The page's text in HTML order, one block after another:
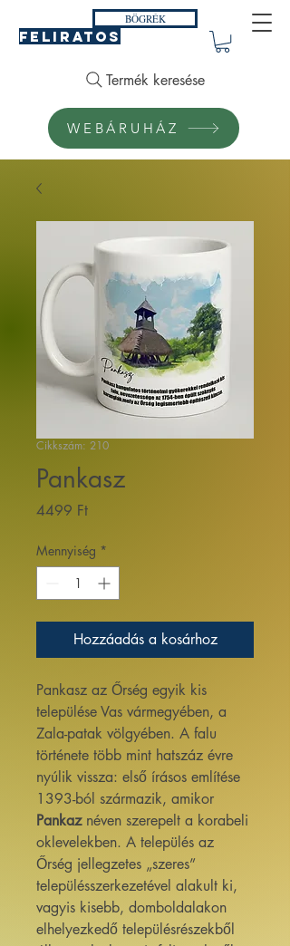
FELIRATOS
BÖGRÉK
Termék keresése
WEBÁRUHÁZ
Cikkszám: 210
Pankasz
4499 FtÁr
Mennyiség *
Hozzáadás a kosárhoz
Pankasz az Őrség egyik kis
települése Vas vármegyében, a
Zala-patak völgyében. A falu
története több mint hatszáz évre
nyúlik vissza: első írásos említése
1393-ból származik, amikor
Pankaznéven szerepelt a korabeli
oklevelekben. A település az
Őrség jellegzetes „szeres”
településszerkezetével alakult ki,
vagyis kisebb, domboldalakon
elhelyezkedő településrészekből